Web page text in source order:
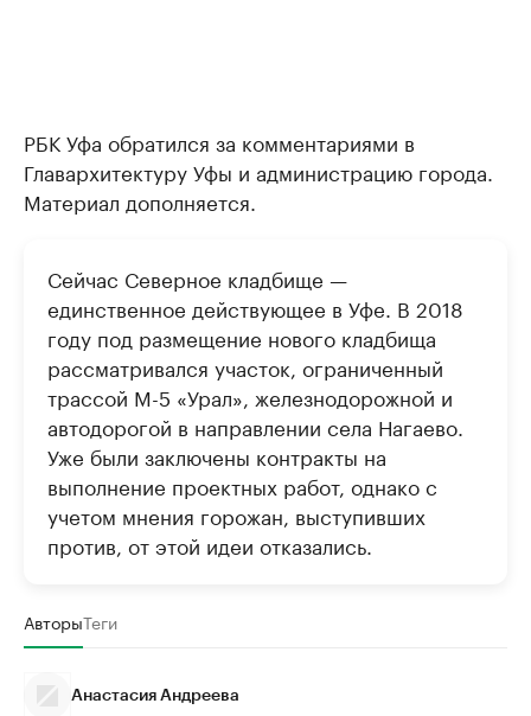
РБК Уфа обратился за комментариями в
Главархитектуру Уфы и администрацию города.
Материал дополняется.
Сейчас Северное кладбище —
единственное действующее в Уфе. В 2018
году под размещение нового кладбища
рассматривался участок, ограниченный
трассой М-5 «Урал», железнодорожной и
автодорогой в направлении села Нагаево.
Уже были заключены контракты на
выполнение проектных работ, однако с
учетом мнения горожан, выступивших
против, от этой идеи отказались.
АвторыТеги
Анастасия Андреева